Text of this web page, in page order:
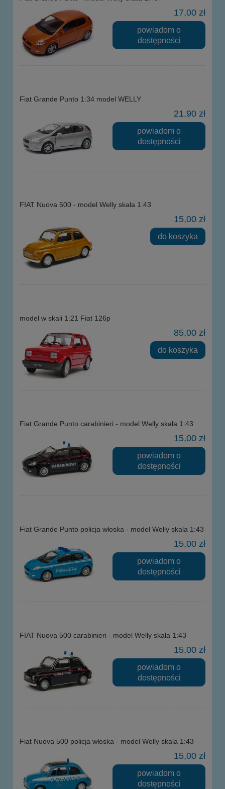
17,00 zł
powiadom o
dostępności
Fiat Grande Punto 1:34 model WELLY
21,90 zł
powiadom o
dostępności
FIAT Nuova 500 - model Welly skala 1:43
15,00 zł
do koszyka
model w skali 1:21 Fiat 126p
85,00 zł
do koszyka
Fiat Grande Punto carabinieri - model Welly skala 1:43
15,00 zł
powiadom o
dostępności
Fiat Grande Punto policja włoska - model Welly skala 1:43
15,00 zł
powiadom o
dostępności
FIAT Nuova 500 carabinieri - model Welly skala 1:43
15,00 zł
powiadom o
dostępności
Fiat Nuova 500 policja włoska - model Welly skala 1:43
15,00 zł
powiadom o
dostępności